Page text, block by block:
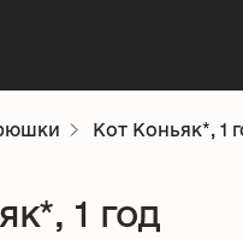
Кот Коньяк*, 1
1 год